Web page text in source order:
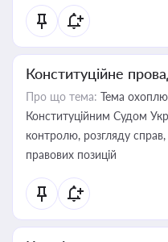
Конституційне
Про що тема: Тема
Конституційним Судом
контролю, розгляду справ,
правових позицій